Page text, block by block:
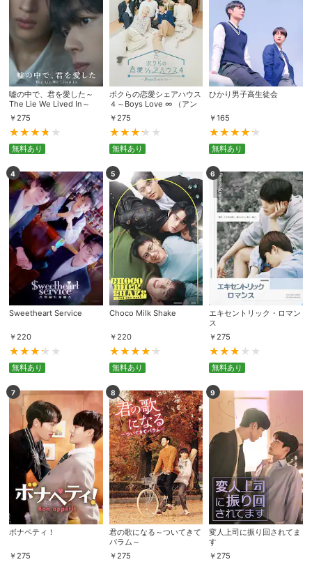
嘘の中で、君を愛した～
The Lie We Lived In～
￥ 275
無料あり
ボクらの恋愛シェアハウス
４～Boys Love ∞ （アン
リミテッド） ～
￥ 275
無料あり
ひかり男子高生徒会
￥165
無料あり
4
Sweetheart Service
￥ 220
無料あり
5
Choco Milk Shake
￥ 220
無料あり
6
エキセントリック・ロマン
ス
￥ 275
無料あり
7
ボナペティ！
￥275
8
君の歌になる～ついてきて
バラム～
￥275
9
変人上司に振り回されてま
す
￥275